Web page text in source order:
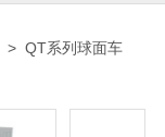
>QT系列球面车